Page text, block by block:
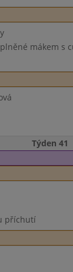
mákem s
Týden 41
příchutí